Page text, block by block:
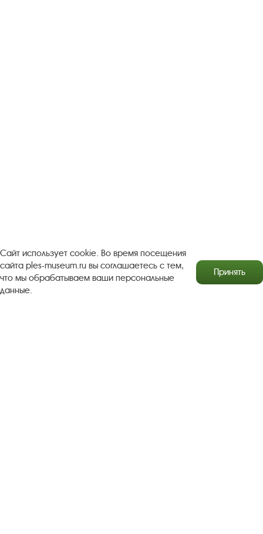
Антикоррупционная деятельность
Сайт использует cookie. Во время посещения
сайта ples-museum.ru вы соглашаетесь с тем,
что мы обрабатываем ваши персональные
данные.
Принять